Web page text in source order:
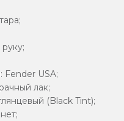
Fender USA;
лак;
(Black Tint);